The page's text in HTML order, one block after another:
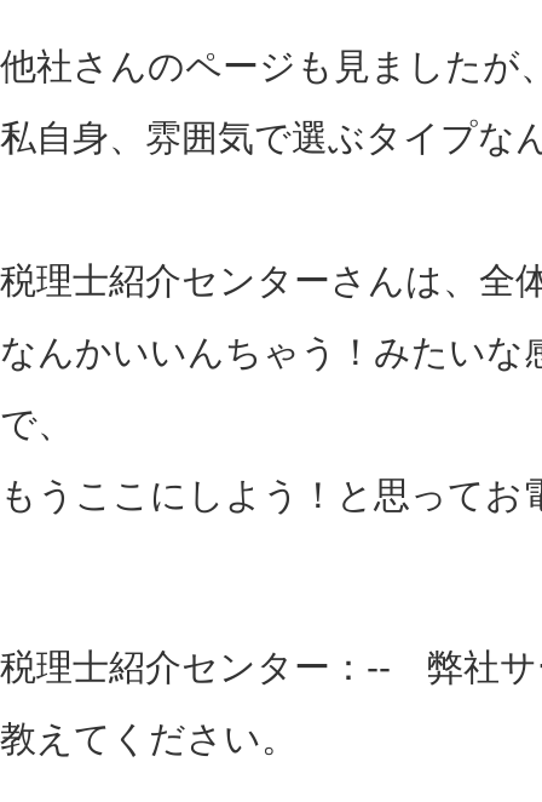
他社さんのページも見ましたが
私自身、雰囲気で選ぶタイプな
税理士紹介センターさんは、全
なんかいいんちゃう！みたいな
で、
もうここにしよう！と思ってお
税理士紹介センター：-- 弊社
教えてください。